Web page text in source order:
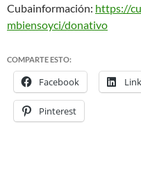
Cubainformación: https://
mbiensoyci/donativo
COMPARTE ESTO:
Facebook
Pinterest